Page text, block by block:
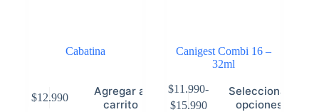
Cabatina
$12.990
Agregar al
carrito
Canigest Combi 16 –
32ml
$11.990-
$15.990
Seleccionar
opciones